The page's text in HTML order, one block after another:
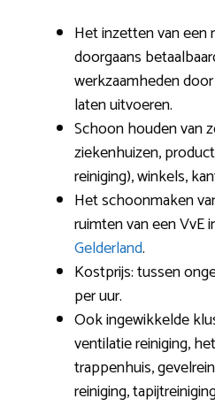
Het inzetten van een
doorgaans
werkzaamheden
laten uitvoeren.
Schoon houden van
ziekenhuizen,
reiniging), winkels,
Het schoonmaken
ruimten van een VvE
Gelderland.
Kostprijs: tussen
per uur.
Ook ingewikkelde
ventilatie reiniging,
trappenhuis,
reiniging,